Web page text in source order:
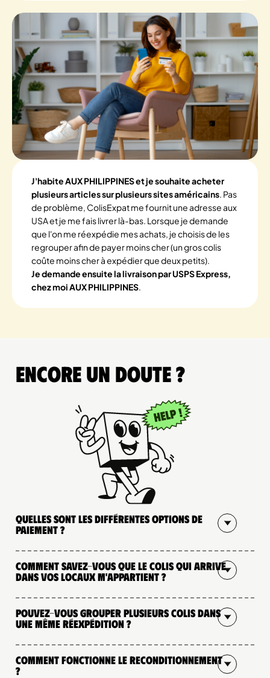
J'habite AUX PHILIPPINES et je souhaite acheter
plusieurs articles sur plusieurs sites américains. Pas
de problème, ColisExpat me fournit une adresse aux
USA et je me fais livrer là-bas. Lorsque je demande
que l'on me réexpédie mes achats, je choisis de les
regrouper afin de payer moins cher (un gros colis
coûte moins cher à expédier que deux petits).
Je demande ensuite la livraison par USPS Express,
chez moi AUX PHILIPPINES.
Encore un doute ?
Quelles sont les différentes options de
paiement ?
Comment savez-vous que le colis qui arrive
dans vos locaux m'appartient ?
Pouvez-vous grouper plusieurs colis dans
une même réexpédition ?
Comment fonctionne le reconditionnement
?